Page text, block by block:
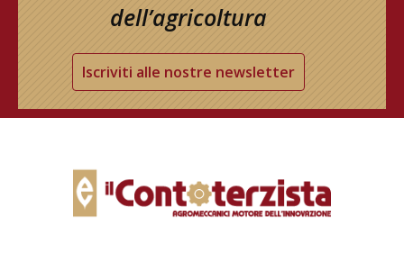
dell’agricoltura
Iscriviti alle nostre newsletter